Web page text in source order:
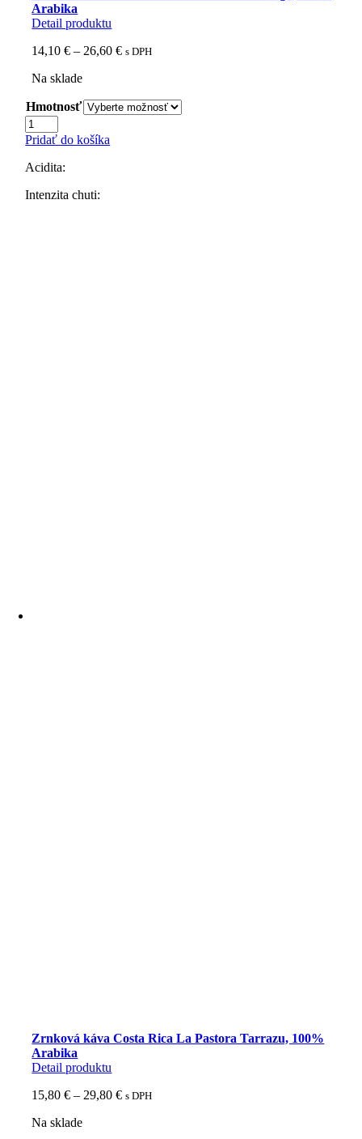
Arabika
Detail produktu
14,10€ – 26,60€Price
26,60 €
s DPH
Na sklade
Hmotnosť
množstvo
Zrnková
Columbia
Bucaramanga,
Pridať do košíka
Acidita:
Intenzita chuti:
Zrnková káva Costa Rica La Pastora Tarrazu, 100%
Arabika
Detail produktu
15,80€ – 29,80€Price
s DPH
Na sklade